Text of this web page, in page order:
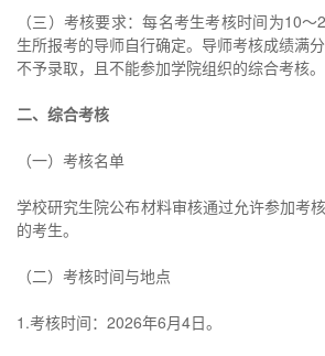
（三）考核要求：每名考生考核时间为10
生所报考的导师自行确定。导师考核成绩满
不予录取，且不能参加学院组织的综合考核。
二、综合考核
（一）考核名单
学校研究生院公布材料审核通过允许参加考
的考生。
（二）考核时间与地点
1.考核时间：2026年6月4日。